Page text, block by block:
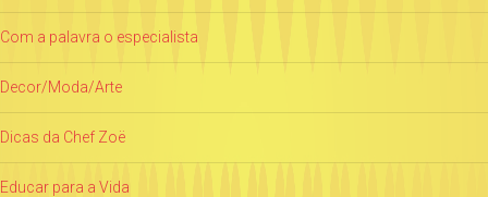
Com a palavra o especialista
Decor/Moda/Arte
Dicas da Chef Zoë
Educar para a Vida